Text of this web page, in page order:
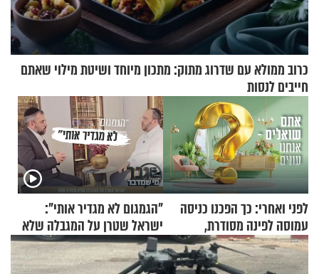
כרוב ממולא עם שדרוג מתוק: מתכון מיוחד ושיטת מילוי שאתם
חייבים לנסות
לפני ואחרי: כך הפכנו כניסה
עמוסה לפינה מסודרת,
שימושית ומזמינה
"הגמגום לא מגדיר אותי":
ישראל שטרן על המגבלה שלא
עוצרת אותו